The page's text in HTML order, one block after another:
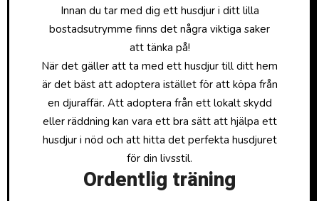
Innan du tar med dig ett husdjur i ditt lilla
bostadsutrymme finns det några viktiga saker
att tänka på!
När det gäller att ta med ett husdjur till ditt hem
är det bäst att adoptera istället för att köpa från
en djuraffär. Att adoptera från ett lokalt skydd
eller räddning kan vara ett bra sätt att hjälpa ett
husdjur i nöd och att hitta det perfekta husdjuret
för din livsstil.
Ordentlig träning